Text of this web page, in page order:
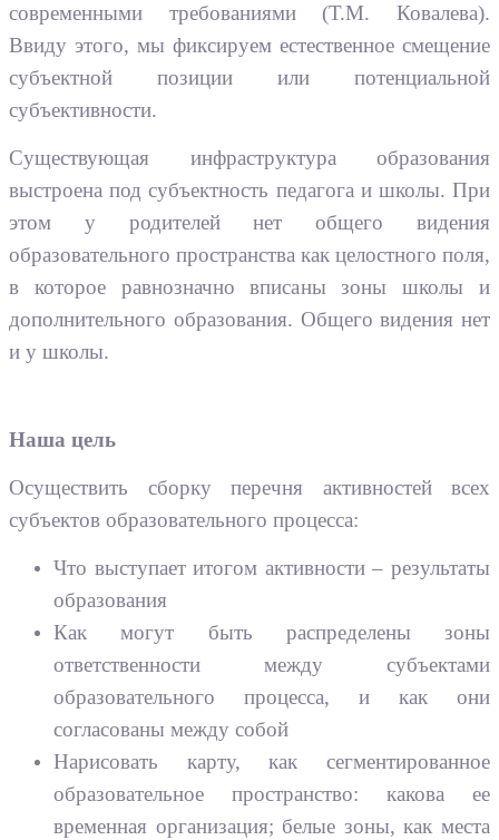
современными требованиями (Т.М. Ковалева).
Ввиду этого, мы фиксируем естественное смещение
субъектной позиции или потенциальной
субъективности.
Существующая инфраструктура образования
выстроена под субъектность педагога и школы. При
этом у родителей нет общего видения
образовательного пространства как целостного поля,
в которое равнозначно вписаны зоны школы и
дополнительного образования. Общего видения нет
и у школы.
Наша цель
Осуществить сборку перечня активностей всех
субъектов образовательного процесса:
Что выступает итогом активности – результаты
образования
Как могут быть распределены зоны
ответственности между субъектами
образовательного процесса, и как они
согласованы между собой
Нарисовать карту, как сегментированное
образовательное пространство: какова ее
временная организация; белые зоны, как места